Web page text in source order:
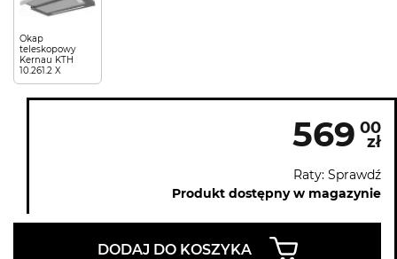
Okap
teleskopowy
Kernau KTH
10.261.2 X
569 00
zł
Raty: Sprawdź
Produkt dostępny w magazynie
DODAJ DO KOSZYKA